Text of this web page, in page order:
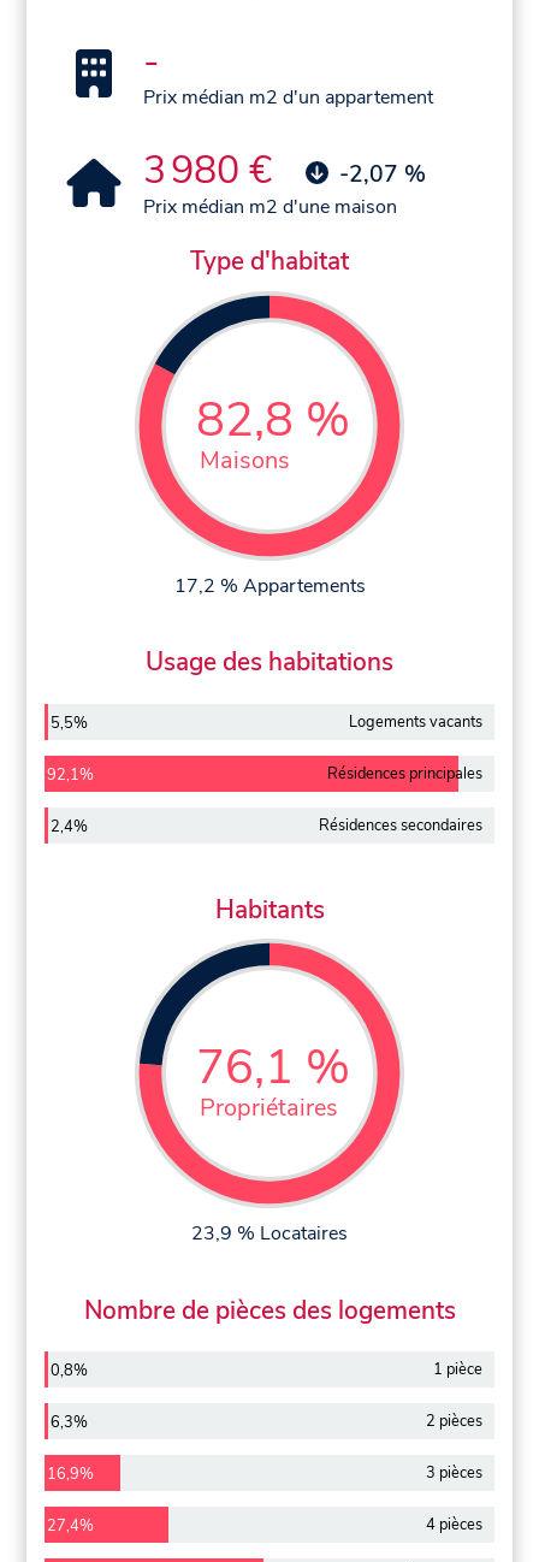
-
Prix médian m2 d'un appartement
3 980 € -2,07 %
Prix médian m2 d'une maison
Type d'habitat
82,8 %
Maisons
17,2 % Appartements
Usage des habitations
5,5% Logements vacants
92,1% Résidences principales
2,4% Résidences secondaires
Habitants
76,1 %
Propriétaires
23,9 % Locataires
Nombre de pièces des logements
0,8% 1 pièce
6,3% 2 pièces
16,9% 3 pièces
27,4% 4 pièces